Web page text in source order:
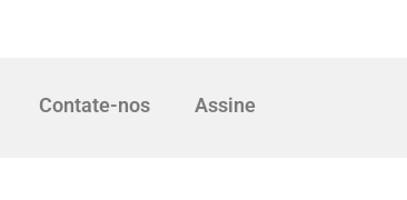
Contate-nos Assine